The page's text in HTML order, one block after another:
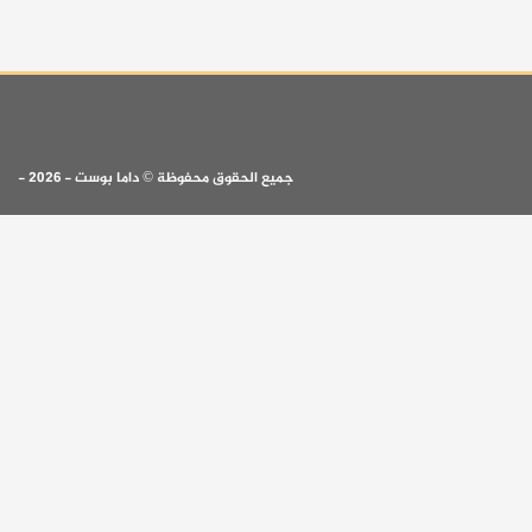
جميع الحقوق محفوظة © داما بوست - 2026 -